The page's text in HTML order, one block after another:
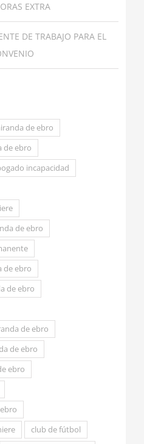
EXTRA
DE TRABAJO PARA EL
de ebro
de ebro
incapacidad
de ebro
de ebro
de ebro
de ebro
de ebro
ebro
club de fútbol